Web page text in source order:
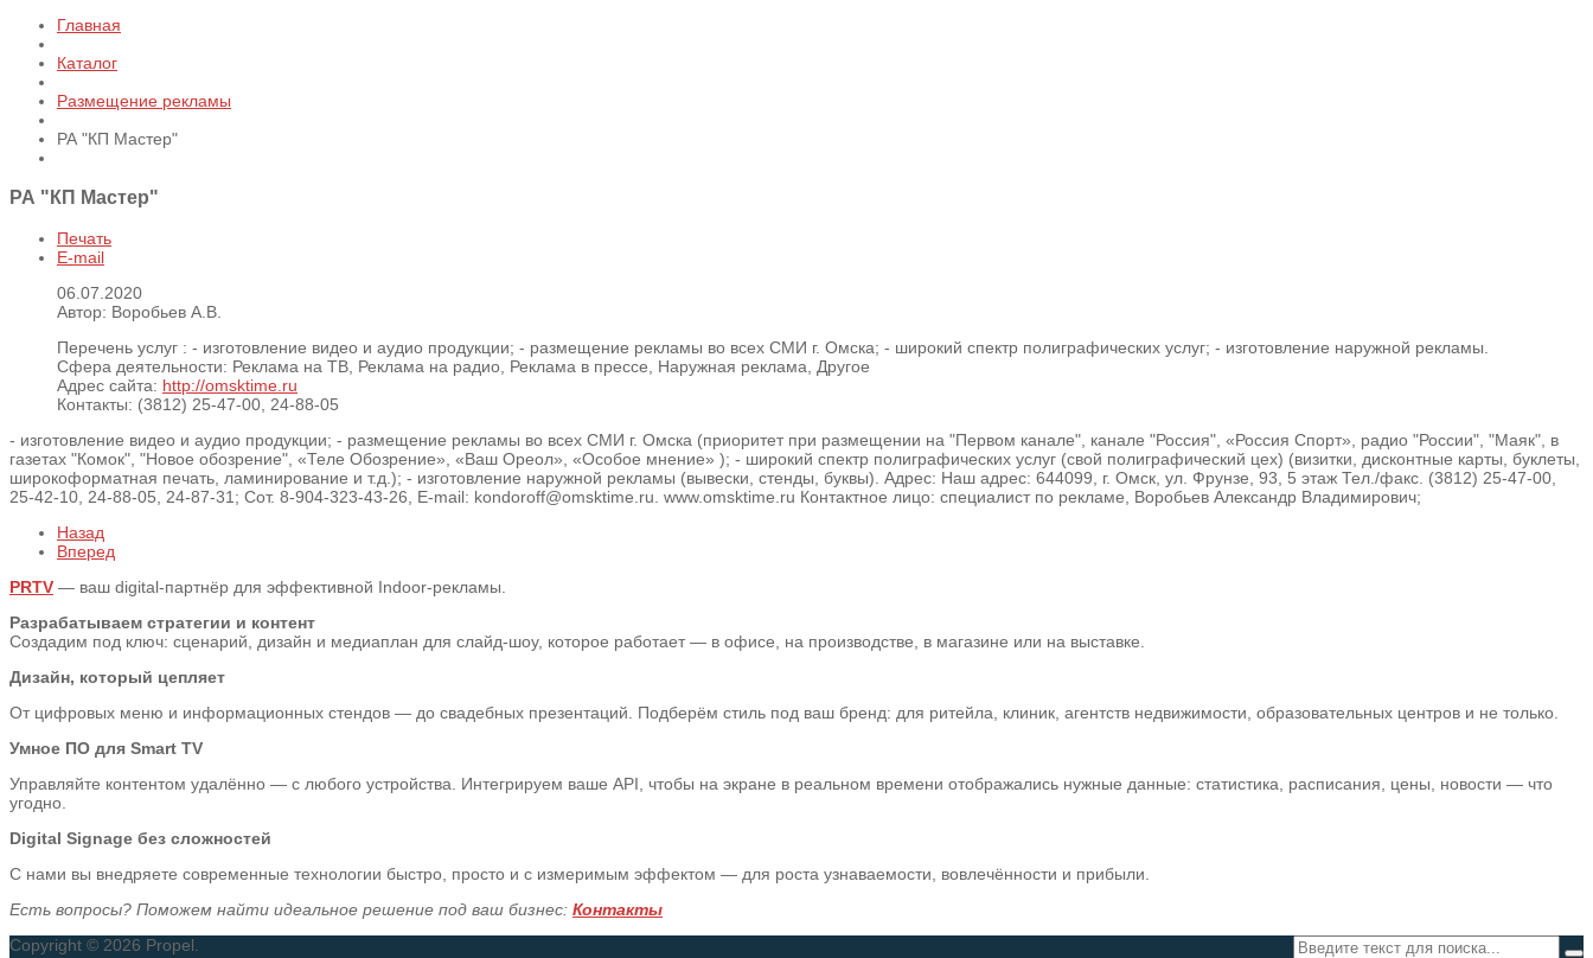
Главная
Каталог
Размещение рекламы
РА "КП Мастер"
РА "КП Мастер"
Печать
E-mail
06.07.2020
Автор: Воробьев А.В.
Перечень услуг : - изготовление видео и аудио продукции; - размещение рекламы во всех СМИ г. Омска; - широкий спектр полиграфических услуг; - изготовление наружной рекламы.
Сфера деятельности: Реклама на ТВ, Реклама на радио, Реклама в прессе, Наружная реклама, Другое
Адрес сайта: http://omsktime.ru
Контакты: (3812) 25-47-00, 24-88-05
- изготовление видео и аудио продукции; - размещение рекламы во всех СМИ г. Омска (приоритет при размещении на "Первом канале", канале "Россия", «Россия Спорт», радио "России", "Маяк", в
газетах "Комок", "Новое обозрение", «Теле Обозрение», «Ваш Ореол», «Особое мнение» ); - широкий спектр полиграфических услуг (свой полиграфический цех) (визитки, дисконтные карты, буклеты,
широкоформатная печать, ламинирование и т.д.); - изготовление наружной рекламы (вывески, стенды, буквы). Адрес: Наш адрес: 644099, г. Омск, ул. Фрунзе, 93, 5 этаж Тел./факс. (3812) 25-47-00,
25-42-10, 24-88-05, 24-87-31; Сот. 8-904-323-43-26, E-mail: kondoroff@omsktime.ru. www.omsktime.ru Контактное лицо: специалист по рекламе, Воробьев Александр Владимирович;
Назад
Вперед
PRTV — ваш digital-партнёр для эффективной Indoor-рекламы.
Разрабатываем стратегии и контент
Создадим под ключ: сценарий, дизайн и медиаплан для слайд-шоу, которое работает — в офисе, на производстве, в магазине или на выставке.
Дизайн, который цепляет
От цифровых меню и информационных стендов — до свадебных презентаций. Подберём стиль под ваш бренд: для ритейла, клиник, агентств недвижимости, образовательных центров и не только.
Умное ПО для Smart TV
Управляйте контентом удалённо — с любого устройства. Интегрируем ваше API, чтобы на экране в реальном времени отображались нужные данные: статистика, расписания, цены, новости — что
угодно.
Digital Signage без сложностей
С нами вы внедряете современные технологии быстро, просто и с измеримым эффектом — для роста узнаваемости, вовлечённости и прибыли.
Есть вопросы? Поможем найти идеальное решение под ваш бизнес: Контакты
Copyright © 2026 Propel.